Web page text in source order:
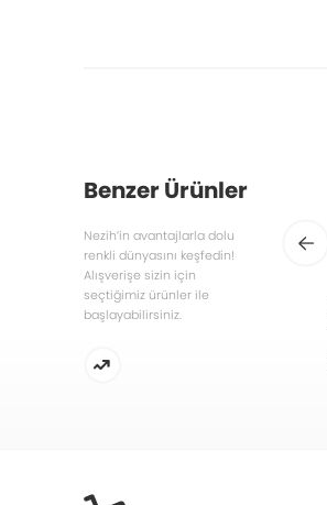
Benzer Ürünler
Nezih’in avantajlarla dolu
renkli dünyasını keşfedin!
Alışverişe sizin için
seçtiğimiz ürünler ile
başlayabilirsiniz.